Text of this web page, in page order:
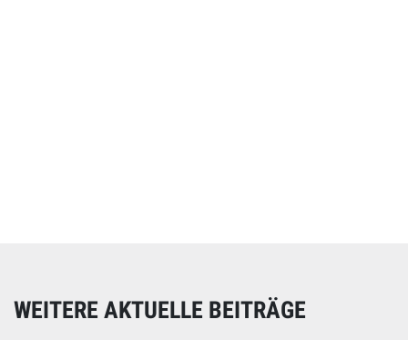
WEITERE AKTUELLE BEITRÄGE